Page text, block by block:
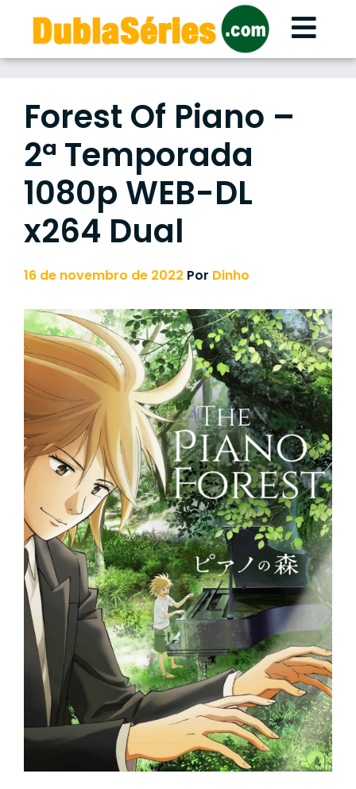
content
Forest Of Piano –
2ª Temporada
1080p WEB-DL
x264 Dual
16 de novembro de 2022 Por Dinho